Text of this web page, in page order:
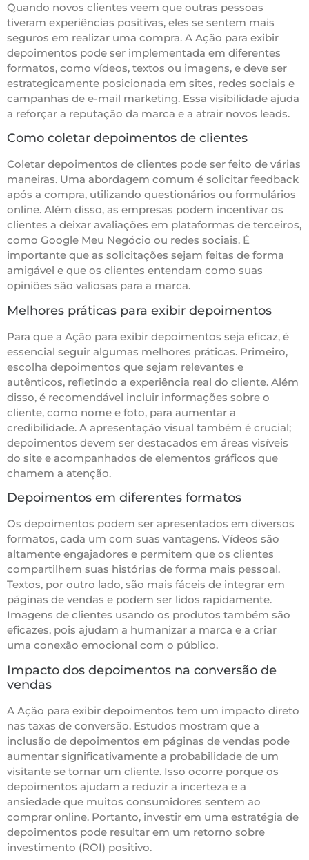
Quando novos clientes veem que outras pessoas
tiveram experiências positivas, eles se sentem mais
seguros em realizar uma compra. A Ação para exibir
depoimentos pode ser implementada em diferentes
formatos, como vídeos, textos ou imagens, e deve ser
estrategicamente posicionada em sites, redes sociais e
campanhas de e-mail marketing. Essa visibilidade ajuda
a reforçar a reputação da marca e a atrair novos leads.
Como coletar depoimentos de clientes
Coletar depoimentos de clientes pode ser feito de várias
maneiras. Uma abordagem comum é solicitar feedback
após a compra, utilizando questionários ou formulários
online. Além disso, as empresas podem incentivar os
clientes a deixar avaliações em plataformas de terceiros,
como Google Meu Negócio ou redes sociais. É
importante que as solicitações sejam feitas de forma
amigável e que os clientes entendam como suas
opiniões são valiosas para a marca.
Melhores práticas para exibir depoimentos
Para que a Ação para exibir depoimentos seja eficaz, é
essencial seguir algumas melhores práticas. Primeiro,
escolha depoimentos que sejam relevantes e
autênticos, refletindo a experiência real do cliente. Além
disso, é recomendável incluir informações sobre o
cliente, como nome e foto, para aumentar a
credibilidade. A apresentação visual também é crucial;
depoimentos devem ser destacados em áreas visíveis
do site e acompanhados de elementos gráficos que
chamem a atenção.
Depoimentos em diferentes formatos
Os depoimentos podem ser apresentados em diversos
formatos, cada um com suas vantagens. Vídeos são
altamente engajadores e permitem que os clientes
compartilhem suas histórias de forma mais pessoal.
Textos, por outro lado, são mais fáceis de integrar em
páginas de vendas e podem ser lidos rapidamente.
Imagens de clientes usando os produtos também são
eficazes, pois ajudam a humanizar a marca e a criar
uma conexão emocional com o público.
Impacto dos depoimentos na conversão de
vendas
A Ação para exibir depoimentos tem um impacto direto
nas taxas de conversão. Estudos mostram que a
inclusão de depoimentos em páginas de vendas pode
aumentar significativamente a probabilidade de um
visitante se tornar um cliente. Isso ocorre porque os
depoimentos ajudam a reduzir a incerteza e a
ansiedade que muitos consumidores sentem ao
comprar online. Portanto, investir em uma estratégia de
depoimentos pode resultar em um retorno sobre
investimento (ROI) positivo.